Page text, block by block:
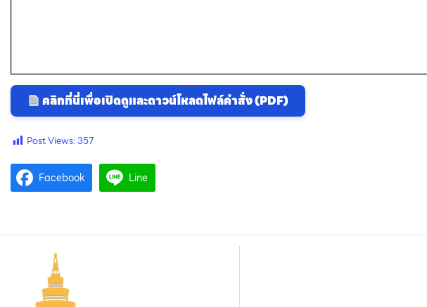
คลิกที่นี่เพื่อเปิดดูและดาวน์โหลดไฟล์คำสั่ง (PDF)
Post Views:357
Facebook Line